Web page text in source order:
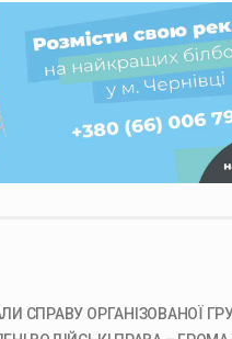
СПРАВУ ОРГАНІЗОВАНОЇ